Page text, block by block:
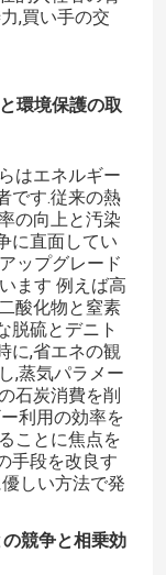
,買い手の交
環境保護の取
はエネルギー
です.従来の熱
の向上と汚染
に直面してい
ップグレード
ます 例えば高
酸化物と窒素
脱硫とデニト
に,省エネの観
,蒸気パラメー
石炭消費を削
利用の効率を
ことに焦点を
手段を改良す
しい方法で発
競争と相乗効